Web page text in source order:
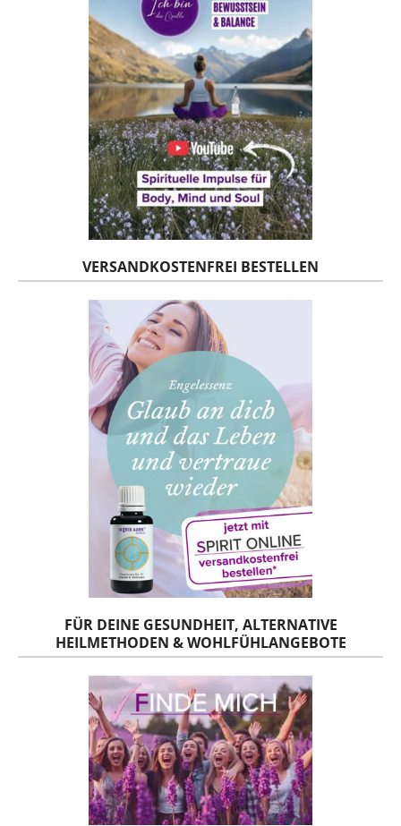
VERSANDKOSTENFREI BESTELLEN
FÜR DEINE GESUNDHEIT, ALTERNATIVE
HEILMETHODEN & WOHLFÜHLANGEBOTE